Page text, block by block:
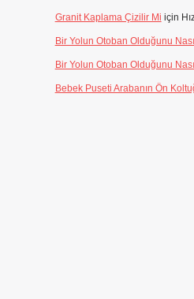
Granit Kaplama Çizilir Mi için
Bir Yolun Otoban Olduğunu
Bir Yolun Otoban Olduğunu
Bebek Puseti Arabanın Ön